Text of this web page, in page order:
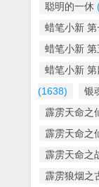
聪明的一休
蜡笔小新 第
蜡笔小新 第
蜡笔小新 第
(1638)
银
霹雳天命之
霹雳天命之
霹雳天命之
霹雳狼烟之